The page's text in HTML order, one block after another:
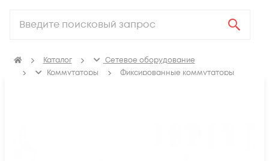
Каталог
Сетевое оборудование
Коммутаторы
Фиксированные коммутаторы